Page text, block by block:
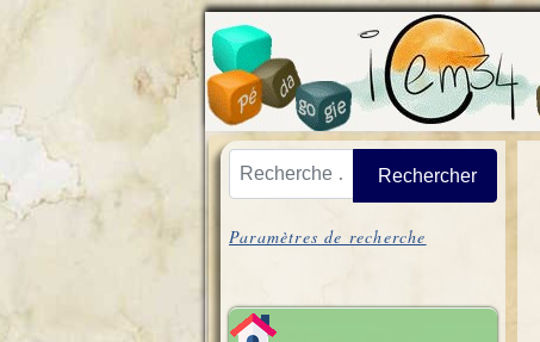
Vous pouvez cherher aussi dans notre
Rechercher
Paramètres de recherche